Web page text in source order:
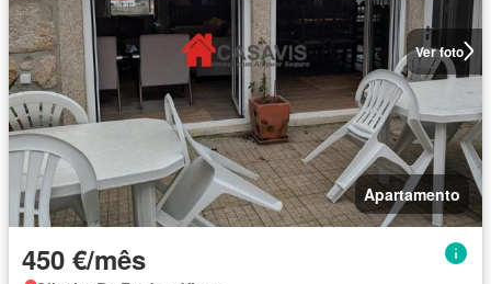
Ver foto
Apartamento
450 €/mês